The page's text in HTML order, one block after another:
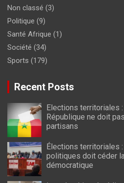
Non classé (3)
Politique (9)
Santé Afrique (1)
Société (34)
Sports (179)
Recent Posts
Elections territoriales
République ne doit
partisans
Élections territoriales
politiques doit céder
démocratique